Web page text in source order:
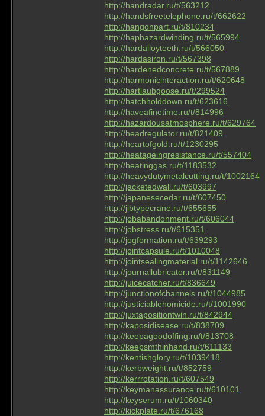
http://handradar.ru/t/563212
http://handsfreetelephone.ru/t/662622
http://hangonpart.ru/t/810234
http://haphazardwinding.ru/t/565994
http://hardalloyteeth.ru/t/566050
http://hardasiron.ru/t/567398
http://hardenedconcrete.ru/t/567889
http://harmonicinteraction.ru/t/620648
http://hartlaubgoose.ru/t/299524
http://hatchholddown.ru/t/623616
http://haveafinetime.ru/t/814996
http://hazardousatmosphere.ru/t/629764
http://headregulator.ru/t/821409
http://heartofgold.ru/t/1230295
http://heatageingresistance.ru/t/557404
http://heatinggas.ru/t/1183532
http://heavydutymetalcutting.ru/t/1002164
http://jacketedwall.ru/t/603997
http://japanesecedar.ru/t/607450
http://jibtypecrane.ru/t/655655
http://jobabandonment.ru/t/606044
http://jobstress.ru/t/615351
http://jogformation.ru/t/639293
http://jointcapsule.ru/t/1010048
http://jointsealingmaterial.ru/t/1142646
http://journallubricator.ru/t/831149
http://juicecatcher.ru/t/836649
http://junctionofchannels.ru/t/1044985
http://justiciablehomicide.ru/t/1001990
http://juxtapositiontwin.ru/t/842944
http://kaposidisease.ru/t/838709
http://keepagoodoffing.ru/t/813708
http://keepsmthinhand.ru/t/611133
http://kentishglory.ru/t/1039418
http://kerbweight.ru/t/852759
http://kerrrotation.ru/t/607549
http://keymanassurance.ru/t/610101
http://keyserum.ru/t/1060340
http://kickplate.ru/t/676168